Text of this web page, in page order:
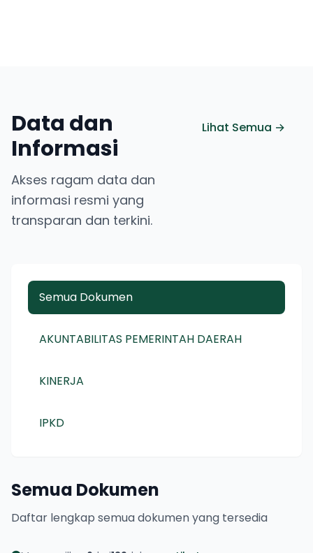
Data dan
Informasi
Akses ragam data dan
informasi resmi yang
transparan dan terkini.
Lihat Semua →
Semua Dokumen
AKUNTABILITAS PEMERINTAH DAERAH
KINERJA
IPKD
Semua Dokumen
Daftar lengkap semua dokumen yang tersedia